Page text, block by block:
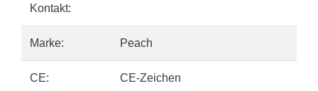
Kontakt:
Marke: Peach
CE: CE-Zeichen